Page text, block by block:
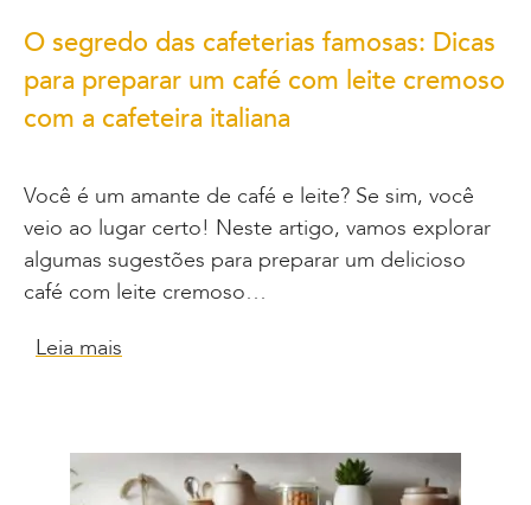
O segredo das cafeterias famosas: Dicas
para preparar um café com leite cremoso
com a cafeteira italiana
Você é um amante de café e leite? Se sim, você
veio ao lugar certo! Neste artigo, vamos explorar
algumas sugestões para preparar um delicioso
café com leite cremoso…
Leia mais